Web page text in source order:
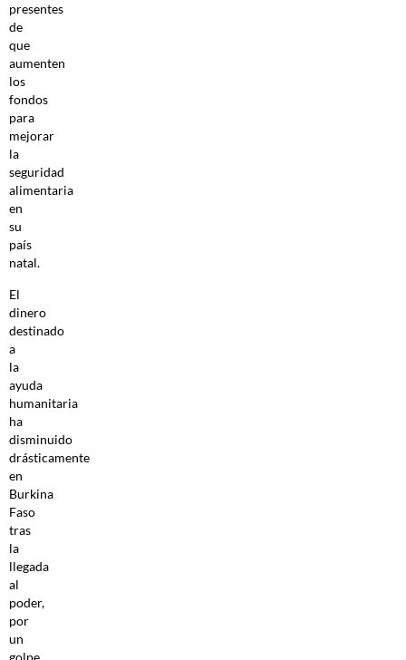
presentes
de
que
aumenten
los
fondos
para
mejorar
la
seguridad
alimentaria
en
su
país
natal.
El
dinero
destinado
a
la
ayuda
humanitaria
ha
disminuido
drásticamente
en
Burkina
Faso
tras
la
llegada
al
poder,
por
un
golpe